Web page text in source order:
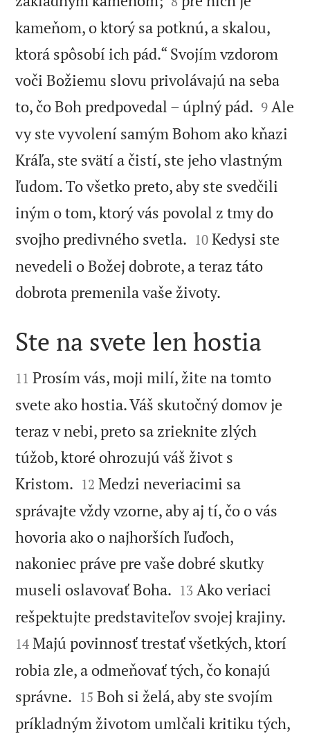
kameňom, o ktorý sa potknú, a skalou,
ktorá spôsobí ich pád.“ Svojím vzdorom
voči Božiemu slovu privolávajú na seba
to, čo Boh predpovedal – úplný pád. 

9 Ale
vy ste vyvolení samým Bohom ako kňazi
Kráľa, ste svätí a čistí, ste jeho vlastným
ľudom. To všetko preto, aby ste svedčili
iným o tom, ktorý vás povolal z tmy do
svojho predivného svetla. 

10 Kedysi ste
nevedeli o Božej dobrote, a teraz táto
dobrota premenila vaše životy.

Ste na svete len hostia

11 Prosím vás, moji milí, žite na tomto
svete ako hostia. Váš skutočný domov je
teraz v nebi, preto sa zrieknite zlých
túžob, ktoré ohrozujú váš život s
Kristom. 

12 Medzi neveriacimi sa
správajte vždy vzorne, aby aj tí, čo o vás
hovoria ako o najhorších ľuďoch,
nakoniec práve pre vaše dobré skutky
museli oslavovať Boha. 

13 Ako veriaci
rešpektujte predstaviteľov svojej krajiny.
14 Majú povinnosť trestať všetkých, ktorí
robia zle, a odmeňovať tých, čo konajú
správne. 

15 Boh si želá, aby ste svojím
príkladným životom umlčali kritiku tých,